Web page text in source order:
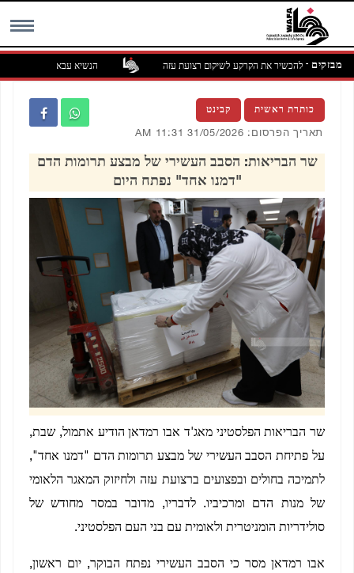
מבזקים
את הצורך להכשיר את הקרקע לשיקום רצועת עזה הנשיא עבאס קיבל את חברי
כותרת ראשית קבינט
תאריך הפרסום: 31/05/2026 11:31 AM
שר הבריאות: הסבב העשירי של מבצע תרומות הדם
"דמנו אחד" נפתח היום
שר הבריאות הפלסטיני מאג'ד אבו רמדאן הודיע אתמול, שבת,
על פתיחת הסבב העשירי של מבצע תרומות הדם "דמנו אחד",
לתמיכה בחולים ובפצועים ברצועת עזה ולחיזוק המאגר הלאומי
של מנות הדם ומרכיביו. לדבריו, מדובר במסר מחודש של
סולידריות הומניטרית ולאומית עם בני העם הפלסטיני.
אבו רמדאן מסר כי הסבב העשירי נפתח הבוקר, יום ראשון,